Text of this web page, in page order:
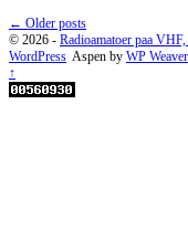
← Older posts
© 2026 - Radioamatoer paa
WordPress Aspen by WP Weaver
↑